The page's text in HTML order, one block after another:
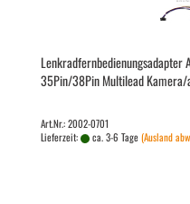
Lenk­rad­fern­be­die­nungs­ad­ap­ter
35Pin/38Pin Mul­ti­lead Ka­me­ra/
Art.Nr.: 2002-0701
Lieferzeit:
ca. 3-6 Tage(Ausland